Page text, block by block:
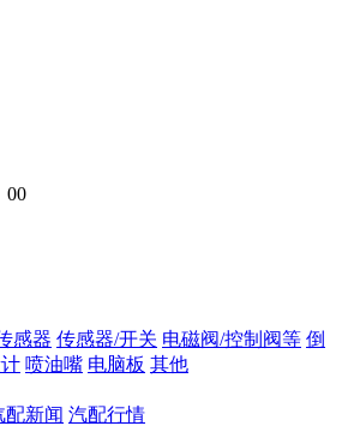
00
感器 传感器/开关 电磁阀/控制阀等 倒
喷油嘴 电脑板 其他
配新闻 汽配行情